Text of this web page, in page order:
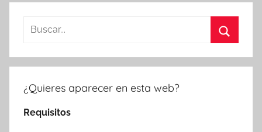
Buscar:
¿Quieres aparecer en esta web?
Requisitos